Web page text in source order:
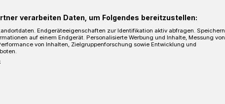
verarbeiten Daten, um Folgendes bereitzustellen:
Endgeräteeigenschaften zur Identifikation aktiv abfragen. Speichern
auf einem Endgerät. Personalisierte Werbung und Inhalte, Messung von
von Inhalten, Zielgruppenforschung sowie Entwicklung und